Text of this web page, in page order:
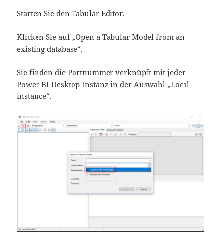
Starten Sie den Tabular Editor.
Klicken Sie auf „Open a Tabular Model from an
existing database“.
Sie finden die Portnummer verknüpft mit jeder
Power BI Desktop Instanz in der Auswahl „Local
instance“.